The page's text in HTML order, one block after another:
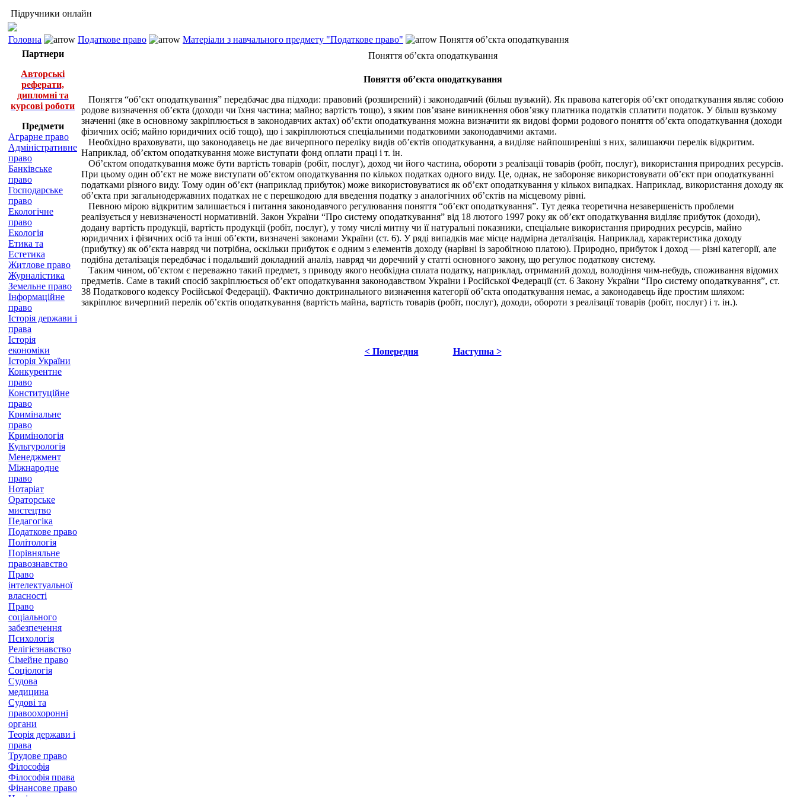
Підручники онлайн
Головна Податкове право Матеріали з навчального предмету "Податкове право"
Поняття об’єкта оподаткування
Партнери
Авторські
реферати,
дипломні та
курсові роботи
Предмети
Аграрне право
Адміністративне
право
Банківське
право
Господарське
право
Екологічне
право
Екологія
Етика та
Естетика
Житлове право
Журналістика
Земельне право
Інформаційне
право
Історія держави і
права
Історія
економіки
Історія України
Конкурентне
право
Конституційне
право
Кримінальне
право
Кримінологія
Культурологія
Менеджмент
Міжнародне
право
Нотаріат
Ораторське
мистецтво
Педагогіка
Податкове право
Політологія
Порівняльне
правознавство
Право
інтелектуальної
власності
Право
соціального
забезпечення
Психологія
Релігієзнавство
Сімейне право
Соціологія
Судова
медицина
Судові та
правоохоронні
органи
Теорія держави і
права
Трудове право
Філософія
Філософія права
Фінансове право
Поняття об’єкта оподаткування
Поняття об’єкта оподаткування
Поняття “об’єкт оподаткування” передбачає два підходи: правовий (розширений) і законодавчий (більш вузький). Як правова категорія об’єкт оподаткування являє собою
родове визначення об’єкта (доходи чи їхня частина; майно; вартість тощо), з яким пов’язане виникнення обов’язку платника податків сплатити податок. У більш вузькому
значенні (яке в основному закріплюється в законодавчих актах) об’єкти оподаткування можна визначити як видові форми родового поняття об’єкта оподаткування (доходи
фізичних осіб; майно юридичних осіб тощо), що і закріплюються спеціальними податковими законодавчими актами.
Необхідно враховувати, що законодавець не дає вичерпного переліку видів об’єктів оподаткування, а виділяє найпоширеніші з них, залишаючи перелік відкритим.
Наприклад, об’єктом оподаткування може виступати фонд оплати праці і т. ін.
Об’єктом оподаткування може бути вартість товарів (робіт, послуг), доход чи його частина, обороти з реалізації товарів (робіт, послуг), використання природних ресурсів.
При цьому один об’єкт не може виступати об’єктом оподаткування по кількох податках одного виду. Це, однак, не забороняє використовувати об’єкт при оподаткуванні
податками різного виду. Тому один об’єкт (наприклад прибуток) може використовуватися як об’єкт оподаткування у кількох випадках. Наприклад, використання доходу як
об’єкта при загальнодержавних податках не є перешкодою для введення податку з аналогічних об’єктів на місцевому рівні.
Певною мірою відкритим залишається і питання законодавчого регулювання поняття “об’єкт оподаткування”. Тут деяка теоретична незавершеність проблеми
реалізується у невизначеності нормативній. Закон України “Про систему оподаткування” від 18 лютого 1997 року як об’єкт оподаткування виділяє прибуток (доходи),
додану вартість продукції, вартість продукції (робіт, послуг), у тому числі митну чи її натуральні показники, спеціальне використання природних ресурсів, майно
юридичних і фізичних осіб та інші об’єкти, визначені законами України (ст. 6). У ряді випадків має місце надмірна деталізація. Наприклад, характеристика доходу
(прибутку) як об’єкта навряд чи потрібна, оскільки прибуток є одним з елементів доходу (нарівні із заробітною платою). Природно, прибуток і доход — різні категорії, але
подібна деталізація передбачає і подальший докладний аналіз, навряд чи доречний у статті основного закону, що регулює податкову систему.
Таким чином, об’єктом є переважно такий предмет, з приводу якого необхідна сплата податку, наприклад, отриманий доход, володіння чим-небудь, споживання відомих
предметів. Саме в такий спосіб закріплюється об’єкт оподаткування законодавством України і Російської Федерації (ст. 6 Закону України “Про систему оподаткування”, ст.
38 Податкового кодексу Російської Федерації). Фактично доктринального визначення категорії об’єкта оподаткування немає, а законодавець йде простим шляхом:
закріплює вичерпний перелік об’єктів оподаткування (вартість майна, вартість товарів (робіт, послуг), доходи, обороти з реалізації товарів (робіт, послуг) і т. ін.).
< Попередня Наступна >